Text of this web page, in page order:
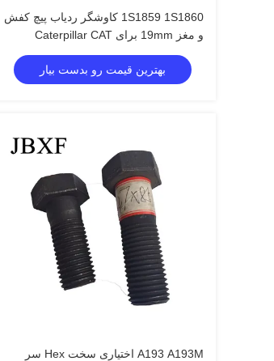
1S1859 1S1860 کاوشگر ردیاب پیچ کفش
و مغز 19mm برای Caterpillar CAT
225BLC
بهترین قیمت رو بدست بیار
A193 A193M اختیاری سخت Hex سر